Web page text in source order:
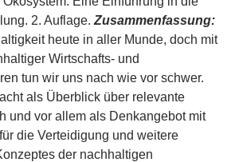
2. Auflage. Zusammenfassung:
heute in aller Munde, doch mit
Wirtschafts- und
tun wir uns nach wie vor schwer.
als Überblick über relevante
und vor allem als Denkangebot mit
die Verteidigung und weitere
der nachhaltigen